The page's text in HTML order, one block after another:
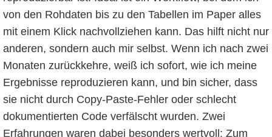
von den Rohdaten bis zu den Tabellen im Paper alles
mit einem Klick nachvollziehen kann. Das hilft nicht nur
anderen, sondern auch mir selbst. Wenn ich nach zwei
Monaten zurückkehre, weiß ich sofort, wie ich meine
Ergebnisse reproduzieren kann, und bin sicher, dass
sie nicht durch Copy-Paste-Fehler oder schlecht
dokumentierten Code verfälscht wurden. Zwei
Erfahrungen waren dabei besonders wertvoll: Zum